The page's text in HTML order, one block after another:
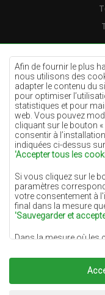
Afin de fournir le plus
nous utilisons des
adapter le contenu du
pour optimiser
statistiques et pour
web. Vous pouvez
cliquant sur le bouton
consentir à
indiquées ci-dessus
'Accepter tous les
Si vous cliquez sur le
paramètres
votre consentement à
final dans la mesure
'Sauvegarder et
Dans la mesure où les
du responsable du
ou de tiers sous la
qualité sur notre site
responsable du